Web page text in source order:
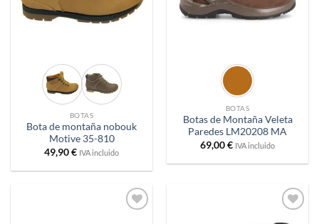
BOTAS
Bota de montaña nobouk
Motive 35-810
49,90€ IVA incluido
BOTAS
Botas de Montaña Veleta
Paredes LM20208 MA
69,00€ IVA incluido